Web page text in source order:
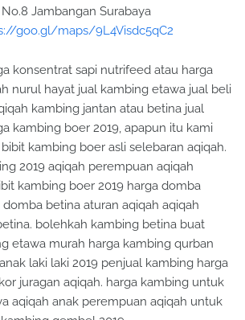
Jambangan Surabaya
goo.gl/maps/9L4Visdc5qC2
konsentrat sapi nutrifeed atau harga
nurul hayat jual kambing etawa jual beli
kambing jantan atau betina jual
kambing boer 2019, apapun itu kami
kambing boer asli selebaran aqiqah.
2019 aqiqah perempuan aqiqah
kambing boer 2019 harga domba
domba betina aturan aqiqah aqiqah
bolehkah kambing betina buat
etawa murah harga kambing qurban
laki laki 2019 penjual kambing harga
juragan aqiqah. harga kambing untuk
aqiqah anak perempuan aqiqah untuk